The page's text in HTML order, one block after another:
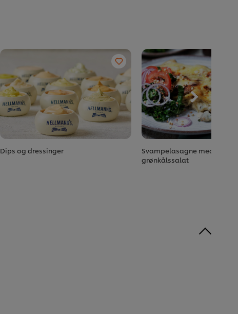
Dips og dressinger
Svampelasagne med
grønkålssalat